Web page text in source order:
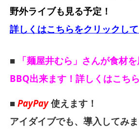
野外ライブも見る予定！
詳しくはこちらをクリックし
■
「麺屋井むら」さんが食材
BBQ出来ます！詳しくはこち
■ PayPay使えます！
アイダイブでも、導入してみま